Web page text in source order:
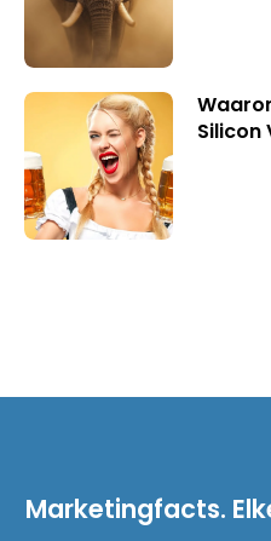
Silicon
Marketingfacts.